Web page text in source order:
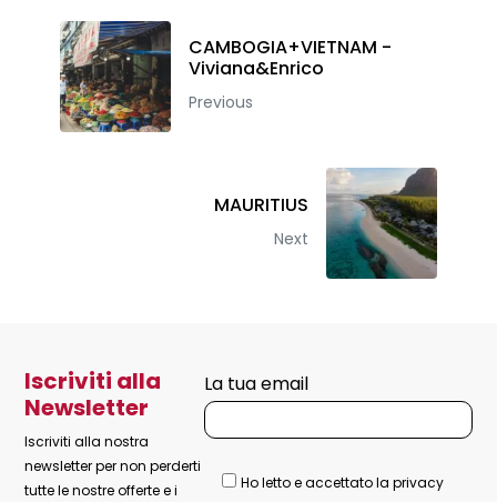
CAMBOGIA+VIETNAM -
Viviana&Enrico
Previous
MAURITIUS
Next
Iscriviti alla
Newsletter
Iscriviti alla nostra
newsletter per non perderti
tutte le nostre offerte e i
La tua email
Ho letto e accettato la privacy